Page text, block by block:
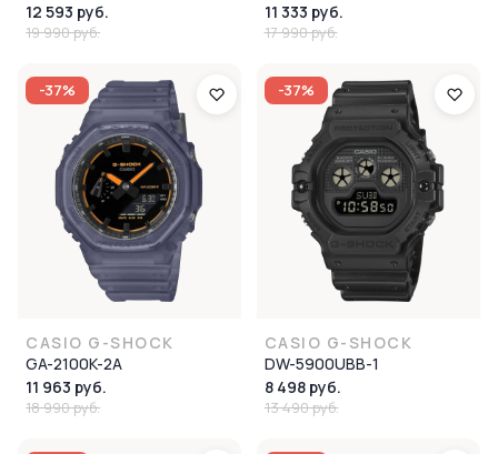
12 593 руб.
19 990 руб.
11 333 руб.
17 990 руб.
-37%
CASIO G-SHOCK
GA-2100K-2A
11 963 руб.
18 990 руб.
-37%
CASIO G-SHOCK
DW-5900UBB-1
8 498 руб.
13 490 руб.